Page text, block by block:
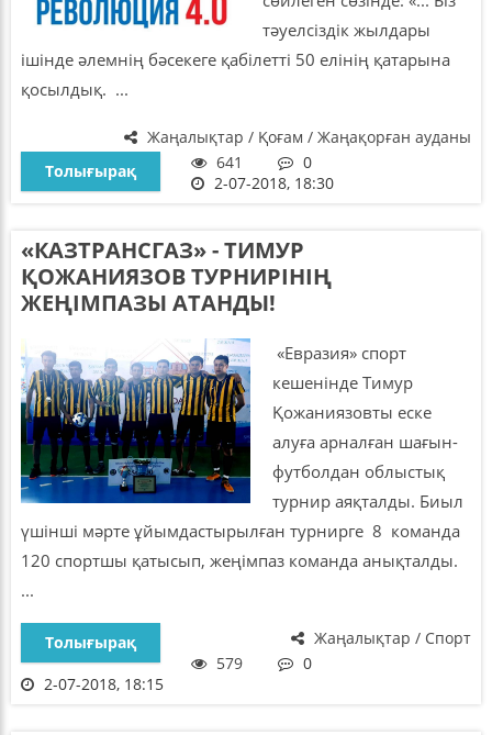
тәуелсіздік жылдары
ішінде әлемнің бәсекеге қабілетті 50 елінің қатарына
қосылдық. ...
Жаңалықтар / Қоғам / Жаңақорған ауданы
Толығырақ
641
0
2-07-2018, 18:30
«КАЗТРАНСГАЗ» - ТИМУР
ҚОЖАНИЯЗОВ ТУРНИРІНІҢ
ЖЕҢІМПАЗЫ АТАНДЫ!
«Евразия» спорт
кешенінде Тимур
Қожаниязовты еске
алуға арналған шағын-
футболдан облыстық
турнир аяқталды. Биыл
үшінші мәрте ұйымдастырылған турнирге 8 команда
120 спортшы қатысып, жеңімпаз команда анықталды.
...
Жаңалықтар / Спорт
Толығырақ
579
0
2-07-2018, 18:15